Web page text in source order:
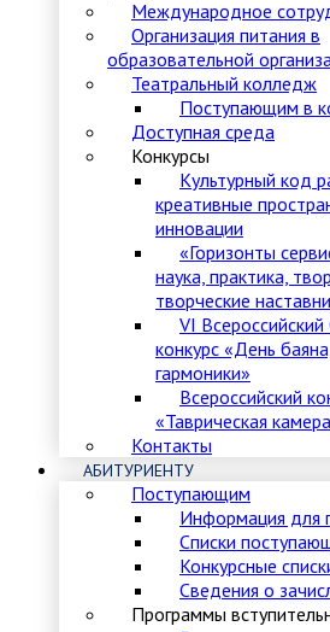
Международное
Организация питания в
образовательной
Театральный колледж
Поступающим в
Доступная среда
Конкурсы
Культурный код
креативные
инновации
«Горизонты
наука, практика,
творческие
VI
конкурс «День
гармоники»
Всероссийский
«Таврическая
Контакты
АБИТУРИЕНТУ
Поступающим
Информация для
Списки
Конкурсные
Сведения о
Программы